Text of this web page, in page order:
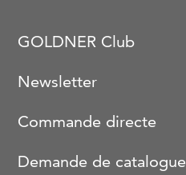
GOLDNER Club
Newsletter
Commande directe
Demande de catalogue